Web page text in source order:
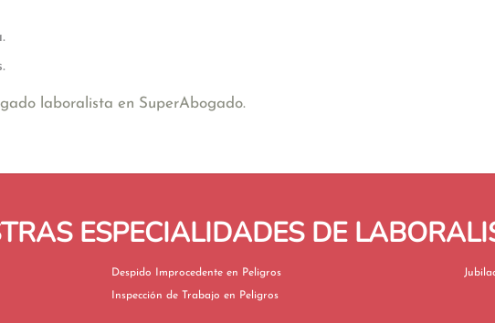
laboralista en SuperAbogado.
ESPECIALIDADES DE
Despido Improcedente en Peligros
Inspección de Trabajo en Peligros